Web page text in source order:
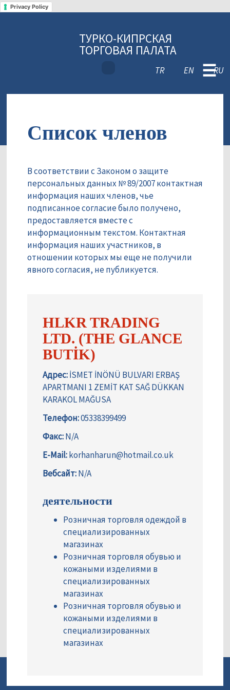
Privacy Policy
ТУРКО-КИПРСКАЯ
ТОРГОВАЯ ПАЛАТА
TR EN RU
☰
Список членов
В соответствии с Законом о защите
персональных данных № 89/2007 контактная
информация наших членов, чье
подписанное согласие было получено,
предоставляется вместе с
информационным текстом. Контактная
информация наших участников, в
отношении которых мы еще не получили
явного согласия, не публикуется.
HLKR TRADING
LTD. (THE GLANCE
BUTİK)
Адрес:İSMET İNÖNÜ BULVARI ERBAŞ
APARTMANI 1 ZEMİT KAT SAĞ DÜKKAN
KARAKOL MAĞUSA
Телефон:05338399499
Факс:N/A
E-Mail:korhanharun@hotmail.co.uk
Вебсайт:N/A
деятельности
Розничная торговля одеждой в
специализированных
магазинах
Розничная торговля обувью и
кожаными изделиями в
специализированных
магазинах
Розничная торговля обувью и
кожаными изделиями в
специализированных
магазинах